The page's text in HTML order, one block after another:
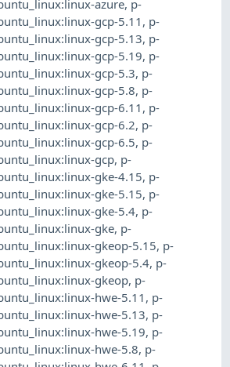
azure, p-
gcp-5.11 , p-
gcp-5.13, p-
gcp-5.19, p-
gcp-5.3, p-
gcp-5.8, p-
gcp-6.11 , p-
gcp-6.2, p-
gcp-6.5, p-
gcp, p-
gke-4.15, p-
gke-5.15, p-
gke-5.4, p-
gke, p-
gkeop-5.15, p-
gkeop-5.4, p-
gkeop, p-
hwe-5.11 , p-
hwe-5.13, p-
hwe-5.19, p-
hwe-5.8, p-